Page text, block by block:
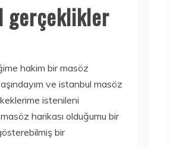
gerçeklikler
hakim bir masöz
ve istanbul masöz
istenileni
harikası olduğumu bir
bir